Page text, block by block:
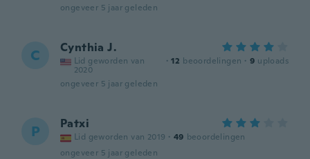
ongeveer 5 jaar geleden
C Cynthia J.
Lid geworden van
2020
· 12 beoordelingen · 9 uploads
ongeveer 5 jaar geleden
P Patxi
Lid geworden van 2019 · 49 beoordelingen
ongeveer 5 jaar geleden